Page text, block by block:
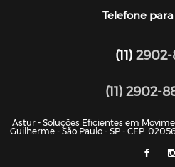
Telefone
(11)
(11) 2902-
Astur - Soluções Eficientes em
Guilherme - São Paulo - SP - CEP: